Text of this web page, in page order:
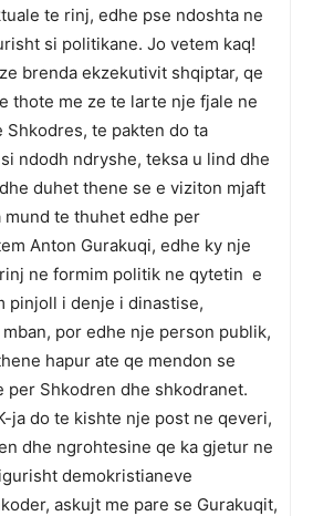
te rinj, edhe pse ndoshta ne
si politikane. Jo vetem kaq!
brenda ekzekutivit shqiptar, qe
thote me ze te larte nje fjale ne
te pakten do ta
ndodh ndryshe, teksa u lind dhe
duhet thene se e viziton mjaft
mund te thuhet edhe per
Anton Gurakuqi, edhe ky nje
ne formim politik ne qytetin e
pinjoll i denje i dinastise,
por edhe nje person publik,
hapur ate qe mendon se
per Shkodren dhe shkodranet.
ja do te kishte nje post ne qeveri,
dhe ngrohtesine qe ka gjetur ne
demokristianeve
askujt me pare se Gurakuqit,